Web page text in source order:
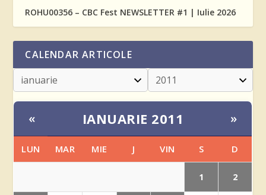
ROHU00356 – CBC Fest NEWSLETTER #1 | Iulie 2026
CALENDAR ARTICOLE
« IANUARIE 2011 »
LUN MAR MIE J VIN S D
1 2